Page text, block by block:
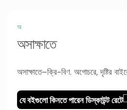
অ
অসাক্ষাতে
অসাক্ষাতে–ক্রি-বিণ. অগোচরে, দৃষ্টির
যে বইগুলো কিনতে পারেন ডিস্কাউন্ট রেটে